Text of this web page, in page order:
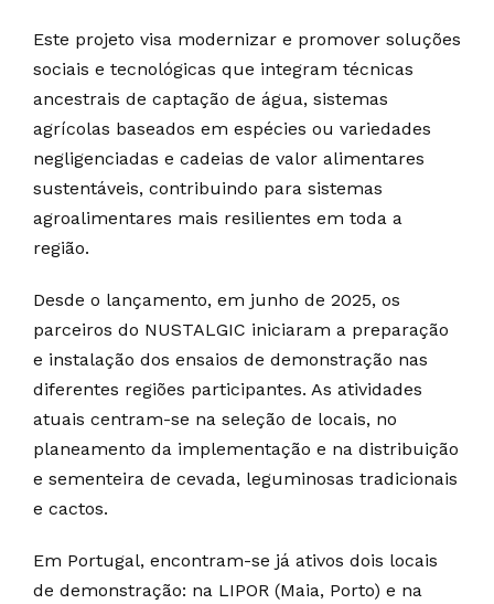
Este projeto visa modernizar e promover soluções
sociais e tecnológicas que integram técnicas
ancestrais de captação de água, sistemas
agrícolas baseados em espécies ou variedades
negligenciadas e cadeias de valor alimentares
sustentáveis, contribuindo para sistemas
agroalimentares mais resilientes em toda a
região.
Desde o lançamento, em junho de 2025, os
parceiros do NUSTALGIC iniciaram a preparação
e instalação dos ensaios de demonstração nas
diferentes regiões participantes. As atividades
atuais centram-se na seleção de locais, no
planeamento da implementação e na distribuição
e sementeira de cevada, leguminosas tradicionais
e cactos.
Em Portugal, encontram-se já ativos dois locais
de demonstração: na LIPOR (Maia, Porto) e na